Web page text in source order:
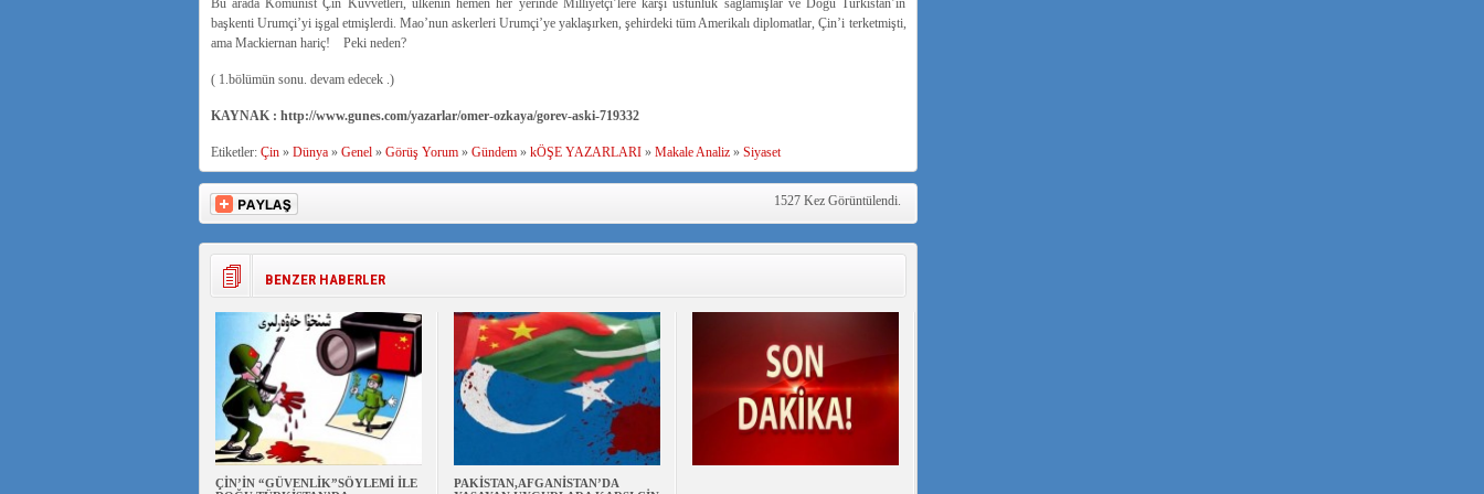
Bu arada Komünist Çin Kuvvetleri, ülkenin hemen her yerinde Milliyetçi’lere karşı üstünlük sağlamışlar ve Doğu Türkistan’ın
başkenti Urumçi’yi işgal etmişlerdi. Mao’nun askerleri Urumçi’ye yaklaşırken, şehirdeki tüm Amerikalı diplomatlar, Çin’i terketmişti,
ama Mackiernan hariç! Peki neden?
( 1.bölümün sonu. devam edecek .)
KAYNAK : http://www.gunes.com/yazarlar/omer-ozkaya/gorev-aski-719332
Etiketler: Çin» Dünya» Genel» Görüş Yorum» Gündem» kÖŞE YAZARLARI» Makale Analiz» Siyaset
1527 Kez Görüntülendi.
BENZER HABERLER
ÇİN’İN “GÜVENLİK”SÖYLEMİ İLE
PAKİSTAN,AFGANİSTAN’DA